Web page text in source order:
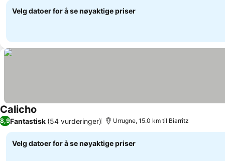
Velg datoer for å se nøyaktige priser
Calicho
8,9Fantastisk (54 vurderinger) Urrugne, 15.0 km til Biarritz
Velg datoer for å se nøyaktige priser